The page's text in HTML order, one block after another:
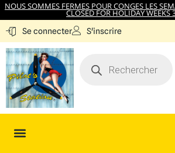
NOUS SOMMES FERMES POUR CONGES LES
CLOSED FOR HOLIDAY WEEKS
Se connecter S'inscrire